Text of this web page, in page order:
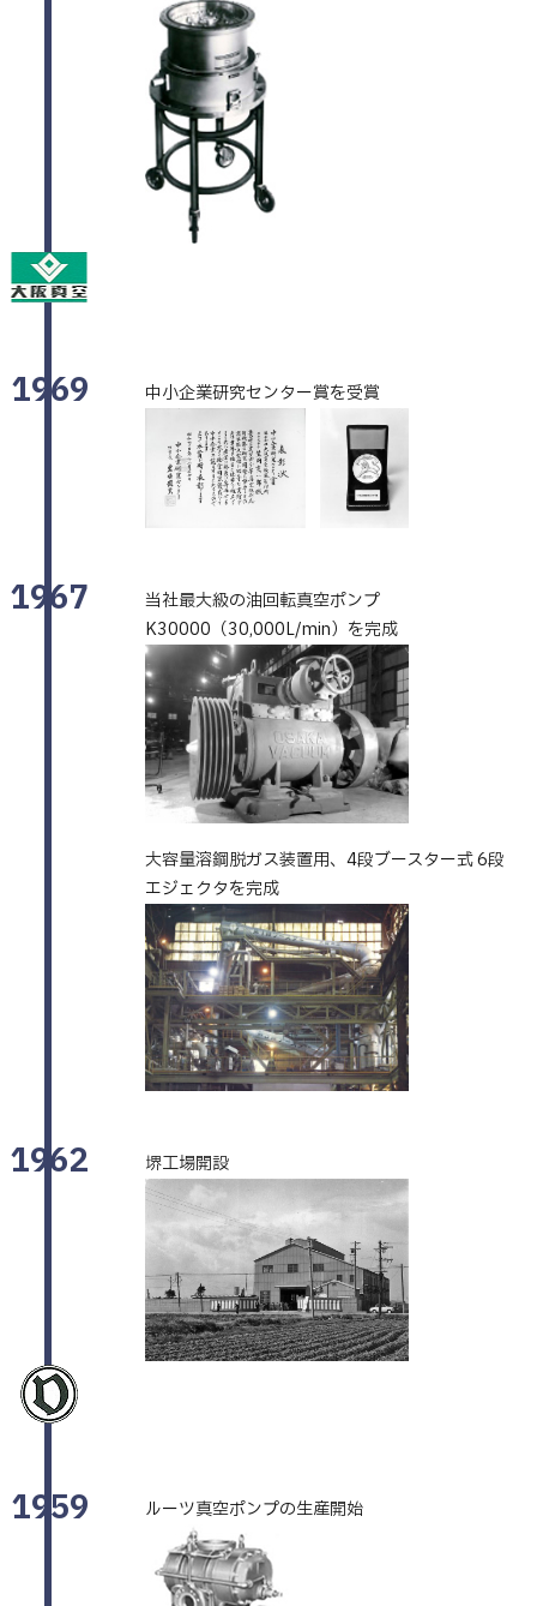
1969 中小企業研究センター賞を受賞
1967
当社最大級の油回転真空ポンプ
K30000（30,000L/min）を完成
大容量溶鋼脱ガス装置用、4段ブースター式 6段
エジェクタを完成
1962 堺工場開設
1959 ルーツ真空ポンプの生産開始